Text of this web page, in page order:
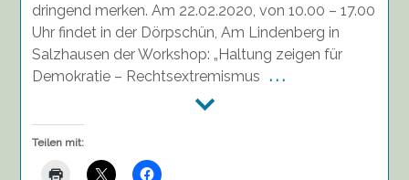
dringend merken. Am 22.02.2020, von 10.00 – 17.00
Uhr findet in der Dörpschün, Am Lindenberg in
Salzhausen der Workshop: „Haltung zeigen für
Demokratie – Rechtsextremismus . . .
Teilen mit: